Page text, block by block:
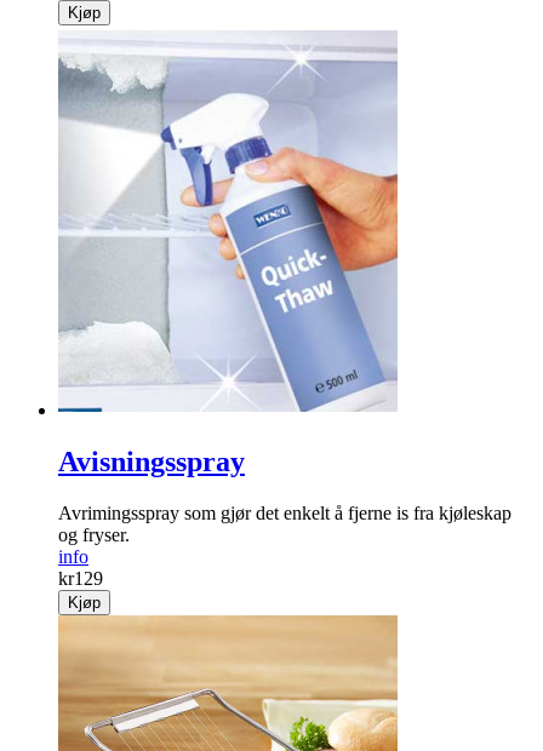
Kjøp
Avisningsspray
Avrimingsspray som gjør det enkelt å fjerne is fra kjøleskap
og fryser.
info
kr129
Kjøp